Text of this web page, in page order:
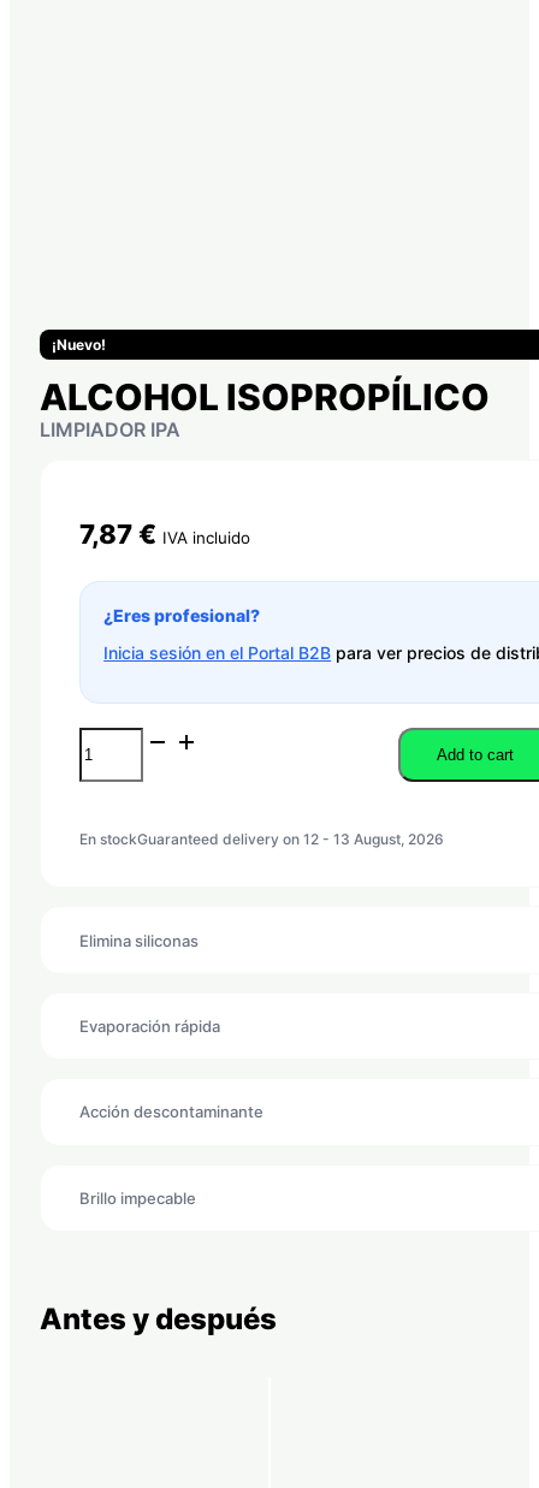
¡Nuevo!
ALCOHOL ISOPROPÍLICO
LIMPIADOR IPA
7,87€ IVA incluido
¿Eres profesional?
Inicia sesión en el Portal B2B para ver precios de
ALCOHOL
ISOPROPÍLICO
quantity
Add to cart
En stockGuaranteed delivery on 12 - 13 August, 2026
Elimina siliconas
Evaporación rápida
Acción descontaminante
Brillo impecable
Antes y después